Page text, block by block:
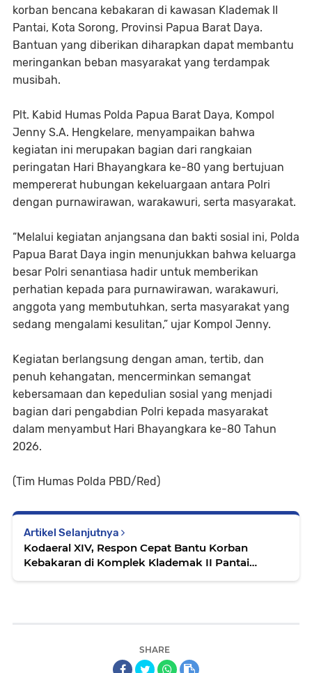
korban bencana kebakaran di kawasan Klademak II
Pantai, Kota Sorong, Provinsi Papua Barat Daya.
Bantuan yang diberikan diharapkan dapat membantu
meringankan beban masyarakat yang terdampak
musibah.
Plt. Kabid Humas Polda Papua Barat Daya, Kompol
Jenny S.A. Hengkelare, menyampaikan bahwa
kegiatan ini merupakan bagian dari rangkaian
peringatan Hari Bhayangkara ke-80 yang bertujuan
mempererat hubungan kekeluargaan antara Polri
dengan purnawirawan, warakawuri, serta masyarakat.
“Melalui kegiatan anjangsana dan bakti sosial ini, Polda
Papua Barat Daya ingin menunjukkan bahwa keluarga
besar Polri senantiasa hadir untuk memberikan
perhatian kepada para purnawirawan, warakawuri,
anggota yang membutuhkan, serta masyarakat yang
sedang mengalami kesulitan,” ujar Kompol Jenny.
Kegiatan berlangsung dengan aman, tertib, dan
penuh kehangatan, mencerminkan semangat
kebersamaan dan kepedulian sosial yang menjadi
bagian dari pengabdian Polri kepada masyarakat
dalam menyambut Hari Bhayangkara ke-80 Tahun
2026.
(Tim Humas Polda PBD/Red)
Artikel Selanjutnya
Kodaeral XIV, Respon Cepat Bantu Korban
Kebakaran di Komplek Klademak II Pantai
SHARE